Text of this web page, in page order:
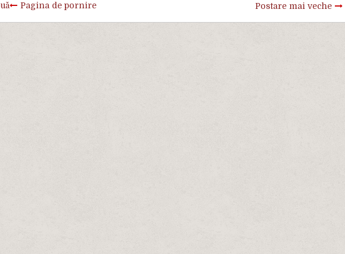
Postare mai veche
Pagina de pornire